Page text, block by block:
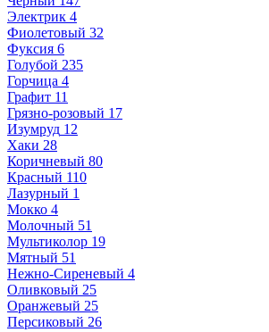
Электрик 4
Фиолетовый 32
Фуксия 6
Голубой 235
Горчица 4
Графит 11
Грязно-розовый 17
Изумруд 12
Хаки 28
Коричневый 80
Красный 110
Лазурный 1
Мокко 4
Молочный 51
Мультиколор 19
Мятный 51
Нежно-Сиреневый 4
Оливковый 25
Оранжевый 25
Персиковый 26